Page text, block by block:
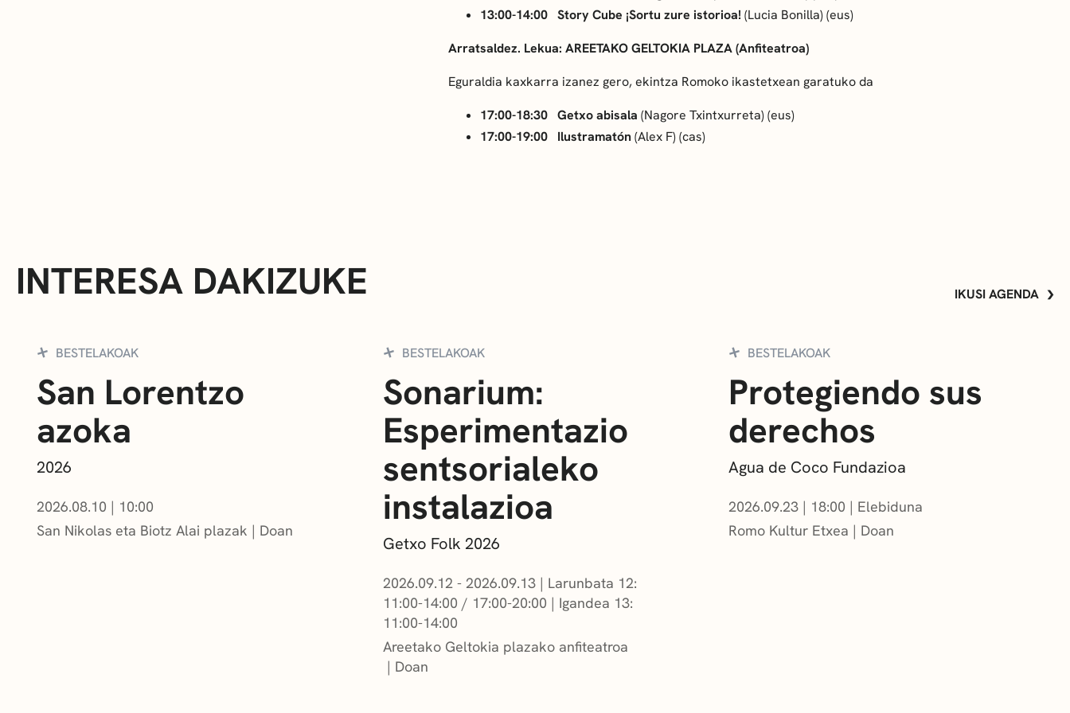
13:00-14:00 Story Cube ¡Sortu zure istorioa! (Lucia Bonilla) (eus)
Arratsaldez. Lekua: AREETAKO GELTOKIA PLAZA (Anfiteatroa)
Eguraldia kaxkarra izanez gero, ekintza Romoko ikastetxean garatuko da
17:00-18:30 Getxo abisala(Nagore Txintxurreta) (eus)
17:00-19:00
Ilustramatón(Alex F) (cas)
INTERESA DAKIZUKE IKUSI AGENDA
BESTELAKOAK
San Lorentzo
azoka
2026
2026.08.10 | 10:00
San Nikolas eta Biotz Alai plazak
Doan
BESTELAKOAK
Sonarium:
Esperimentazio
sentsorialeko
instalazioa
Getxo Folk 2026
2026.09.12 - 2026.09.13| Larunbata 12:
11:00-14:00 / 17:00-20:00 | Igandea 13:
11:00-14:00
Areetako Geltokia plazako anfiteatroa
Doan
BESTELAKOAK
Protegiendo sus
derechos
Agua de Coco Fundazioa
2026.09.23 | 18:00
Elebiduna
Romo Kultur Etxea
Doan